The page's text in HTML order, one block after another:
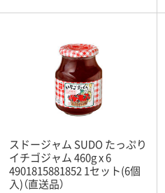
スドージャム SUDO たっぷり
イチゴジャム 460g x 6
4901815881852 1セット(6個
入)（直送品）